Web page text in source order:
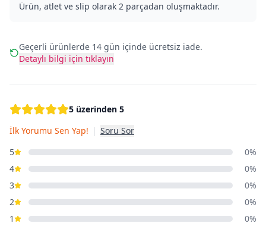
Ürün, atlet ve slip olarak 2 parçadan oluşmaktadır.
Geçerli ürünlerde 14 gün içinde ücretsiz iade.
Detaylı bilgi için tıklayın
5 üzerinden 5
İlk Yorumu Sen Yap! | Soru Sor
5
0%
4
0%
3
0%
2
0%
1
0%